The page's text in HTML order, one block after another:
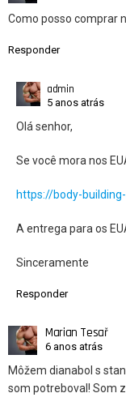
Como posso comprar
Responder
admin
5 anos atrás
Olá senhor,
Se você mora nos
https://body-
A entrega para os
Sinceramente
Responder
Marian Tesař
6 anos atrás
Môžem dianabol s
som potreboval! Som